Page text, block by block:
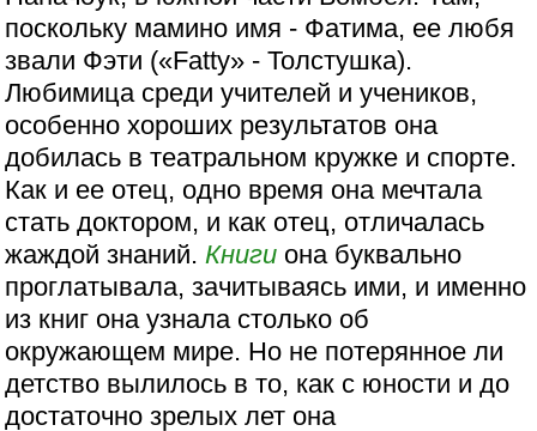
поскольку мамино имя - Фатима, ее любя
звали Фэти («Fatty» - Толстушка).
Любимица среди учителей и учеников,
особенно хороших результатов она
добилась в театральном кружке и спорте.
Как и ее отец, одно время она мечтала
стать доктором, и как отец, отличалась
жаждой знаний. Книги она буквально
проглатывала, зачитываясь ими, и именно
из книг она узнала столько об
окружающем мире. Но не потерянное ли
детство вылилось в то, как с юности и до
достаточно зрелых лет она